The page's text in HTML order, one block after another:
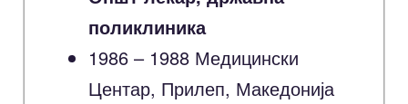
поликлиника
1986 – 1988 Медицински
Центар, Прилеп, Македонија